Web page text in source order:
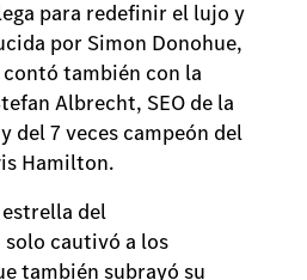
para redefinir el lujo y
por Simon Donohue,
también con la
Albrecht, SEO de la
del 7 veces campeón del
Hamilton.
del
cautivó a los
también subrayó su